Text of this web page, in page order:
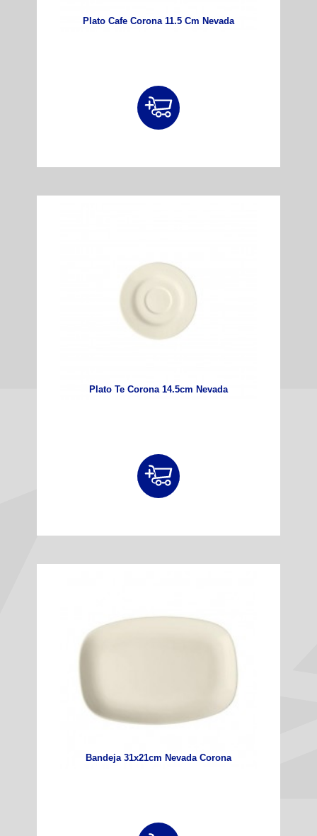
Plato Cafe Corona 11.5 Cm Nevada
Plato Te Corona 14.5cm Nevada
Bandeja 31x21cm Nevada Corona